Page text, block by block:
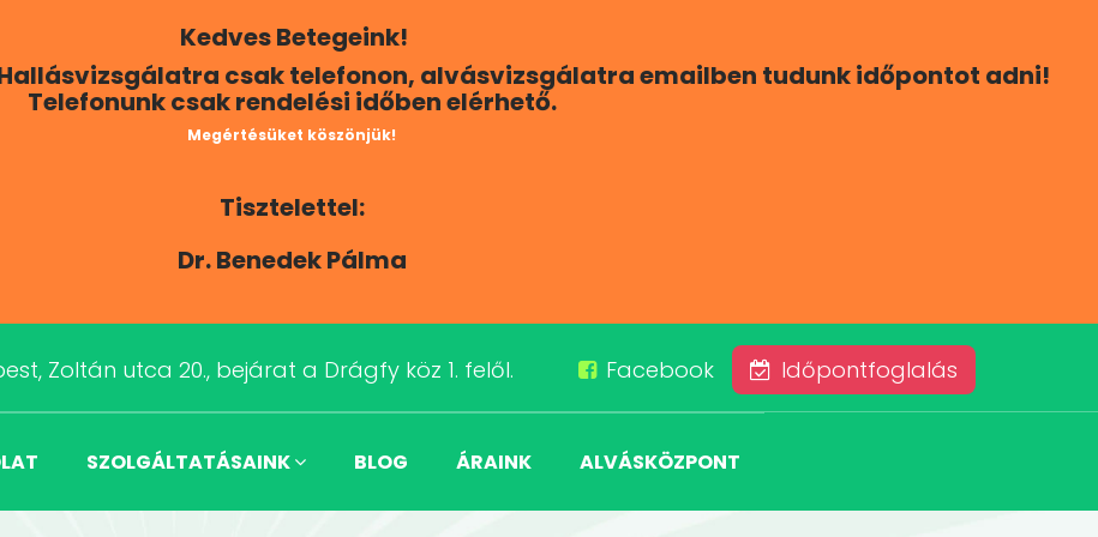
Kedves Betegeink!
csak telefonon, alvásvizsgálatra emailben tudunk időpontot adni!
Telefonunk csak rendelési időben elérhető.
Megértésüket köszönjük!
Tisztelettel:
Dr. Benedek Pálma
Zoltán utca 20., bejárat a Drágfy köz 1. felől. Időpontfoglalás
Facebook
SZOLGÁLTATÁSAINK BLOG ÁRAINK ALVÁSKÖZPONT